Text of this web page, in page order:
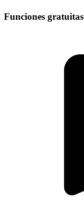
Funciones gratuitas